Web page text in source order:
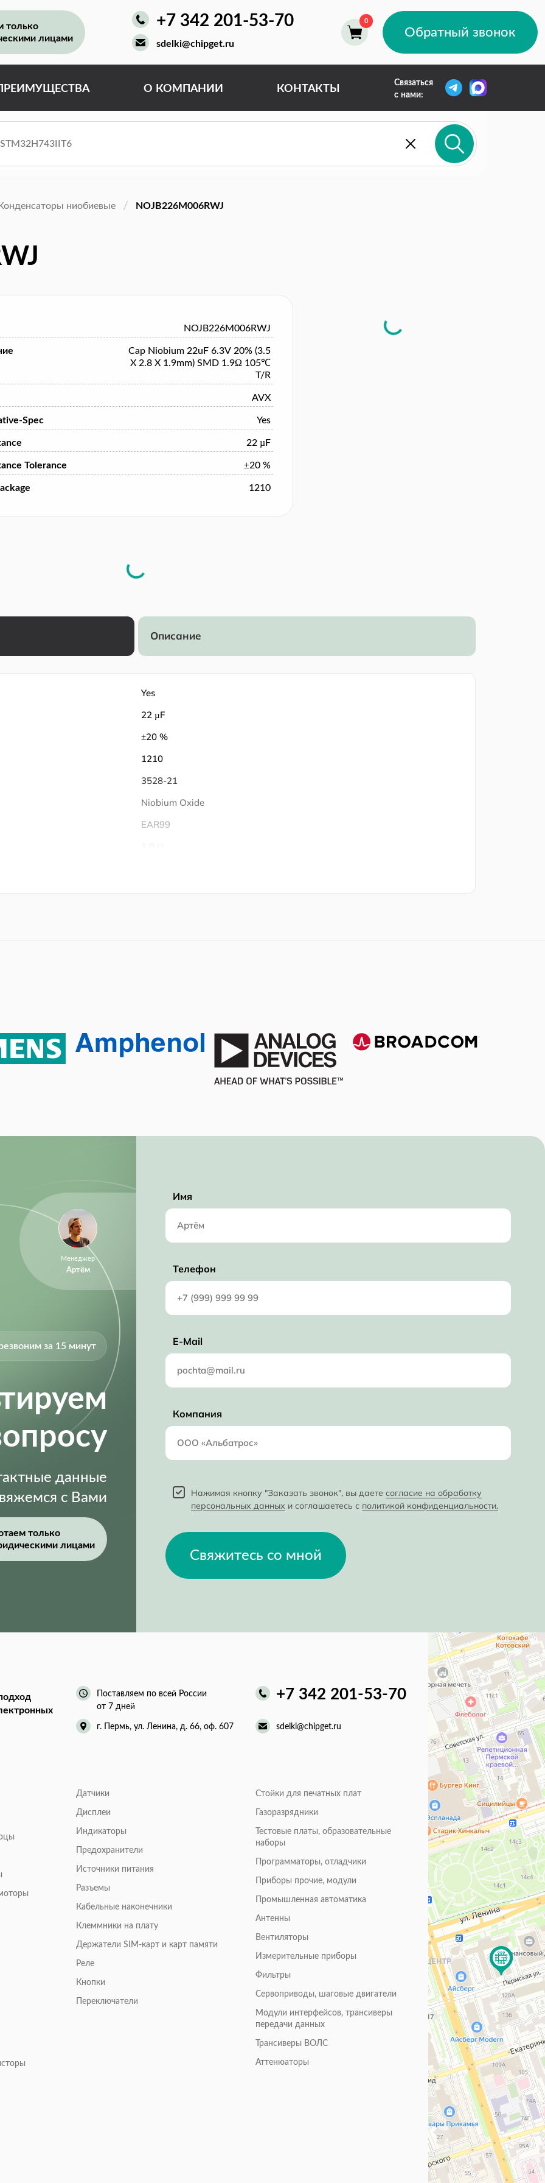
только
лицами
+7 342 201-53-70
sdelki@chipget.ru
Обратный звонок
О КОМПАНИИ КОНТАКТЫ
Связаться
с нами:
ниобиевые NOJB226M006RWJ
NOJB226M006RWJ
Cap Niobium 22uF 6.3V 20% (3.5
X 2.8 X 1.9mm) SMD 1.9Ω 105℃
T/R
AVX
Spec Yes
22 µF
Tolerance ±20 %
1210
Описание
Yes
22 µF
±20 %
1210
3528-21
Niobium Oxide
EAR99
No SVHC
Менеджер
Артём
за 15 минут
данные
с Вами
только
лицами
Имя
Телефон
E-Mail
Компания
Нажимая кнопку "Заказать звонок", вы даете согласие на обработку
персональных данных и соглашаетесь с политикой конфиденциальности.
Свяжитесь со мной
Поставляем по всей России
от 7 дней
+7 342 201-53-70
г. Пермь, ул. Ленина, д. 66, оф. 607 sdelki@chipget.ru
Датчики
Дисплеи
Индикаторы
Предохранители
Источники питания
Разъемы
Кабельные наконечники
Клеммники на плату
Держатели SIM-карт и карт памяти
Реле
Кнопки
Переключатели
Стойки для печатных плат
Газоразрядники
Тестовые платы, образовательные
наборы
Программаторы, отладчики
Приборы прочие, модули
Промышленная автоматика
Антенны
Вентиляторы
Измерительные приборы
Фильтры
Сервоприводы, шаговые двигатели
Модули интерфейсов, трансиверы
передачи данных
Трансиверы ВОЛС
Аттенюаторы